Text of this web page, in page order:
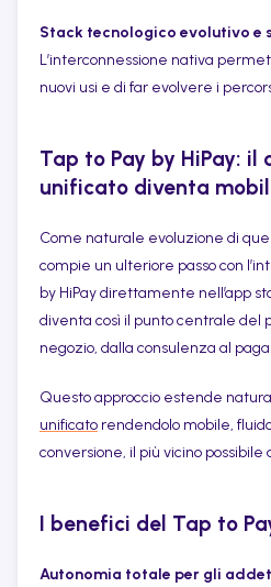
Stack tecnologico evolutivo e
L’interconnessione nativa
nuovi usi e di far evolvere i
Tap to Pay by HiPay: il
unificato diventa
Come naturale evoluzione di
compie un ulteriore passo con
by HiPay direttamente nell’app
diventa così il punto centrale del
negozio, dalla consulenza al
Questo approccio estende
unificato rendendolo mobile,
conversione, il più vicino possibile
I benefici del Tap to
Autonomia totale per gli